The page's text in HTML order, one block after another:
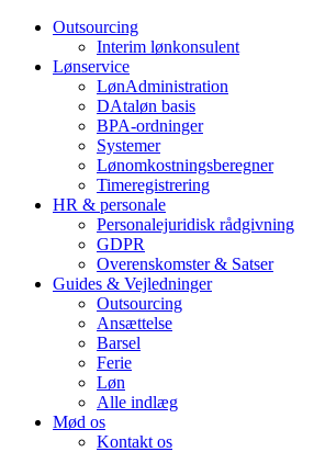
Outsourcing
Interim lønkonsulent
Lønservice
LønAdministration
DAtaløn basis
BPA-ordninger
Systemer
Lønomkostningsberegner
Timeregistrering
HR & personale
Personalejuridisk rådgivning
GDPR
Overenskomster & Satser
Guides & Vejledninger
Outsourcing
Ansættelse
Barsel
Ferie
Løn
Alle indlæg
Mød os
Kontakt os